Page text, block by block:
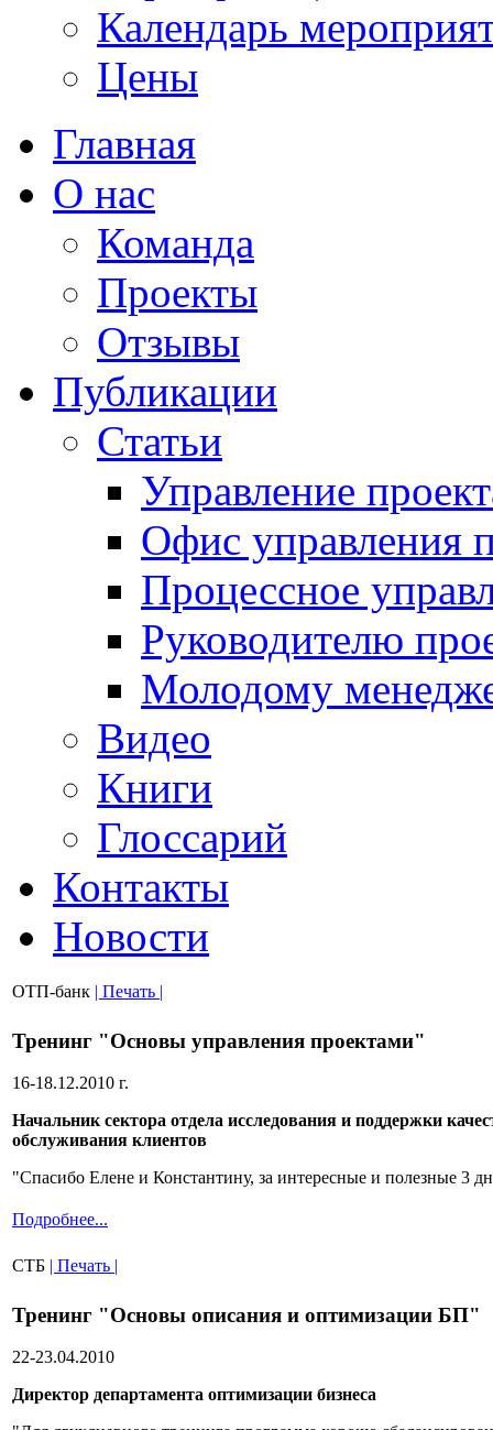
Календарь
Цены
Главная
О нас
Команда
Проекты
Отзывы
Публикации
Статьи
Управление
Офис управления
Процессное
Руководителю
Молодому
Видео
Книги
Глоссарий
Контакты
Новости
ОТП-банк | Печать |
Тренинг "Основы управления проектами"
16-18.12.2010 г.
Начальник сектора отдела исследования и поддержки
обслуживания клиентов
"Спасибо Елене и Константину, за интересные и полезные 3
Подробнее...
СТБ | Печать |
Тренинг "Основы описания и оптимизации БП"
22-23.04.2010
Директор департамента оптимизации бизнеса